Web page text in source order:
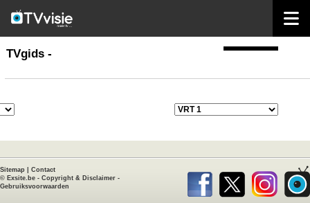
TVgids
TVgids -
Sitemap
Contact
© Exsite.be - Copyright & Disclaimer -
Gebruiksvoorwaarden